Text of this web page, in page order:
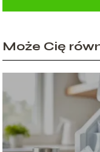
Może Cię